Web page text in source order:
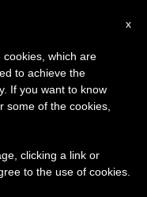
x
which are
to achieve the
If you want to know
some of the cookies,
clicking a link or
to the use of cookies.